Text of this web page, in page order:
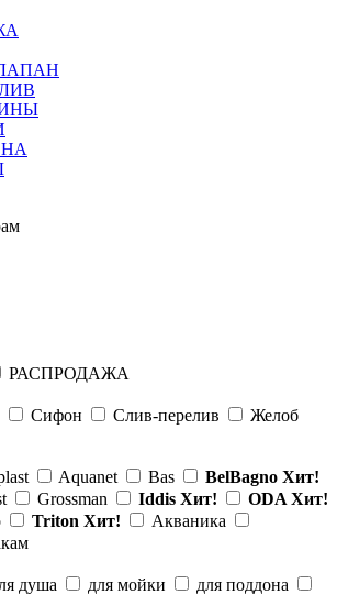
РАСПРОДАЖА
Сифон Слив-перелив
Желоб
Aquanet Bas BelBagno Хит!
Grossman Iddis Хит! ODA Хит!
Triton Хит!
Акваника
душа для мойки
для поддона